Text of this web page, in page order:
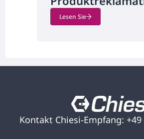
Lesen Siewird in einer neuen
Kontakt Chiesi-Empfang: +49